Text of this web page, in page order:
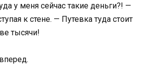
у меня сейчас такие деньги?! —
к стене. — Путевка туда стоит
тысячи!